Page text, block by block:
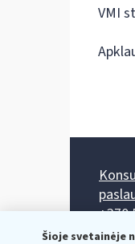
Šioje svetainėje
VMI
+370
Darbo